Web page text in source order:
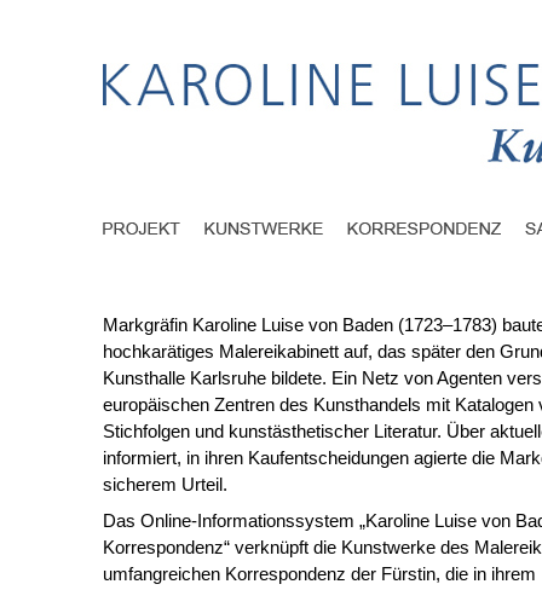
Markgräfin Karoline Luise von Baden (1723–1783)
hochkarätiges Malereikabinett auf, das später den
Kunsthalle Karlsruhe bildete. Ein Netz von Agenten
europäischen Zentren des Kunsthandels mit Katalogen
Stichfolgen und kunstästhetischer Literatur. Über
informiert, in ihren Kaufentscheidungen agierte die
sicherem Urteil.
Das Online-Informationssystem „Karoline Luise von
Korrespondenz“ verknüpft die Kunstwerke des
umfangreichen Korrespondenz der Fürstin, die in